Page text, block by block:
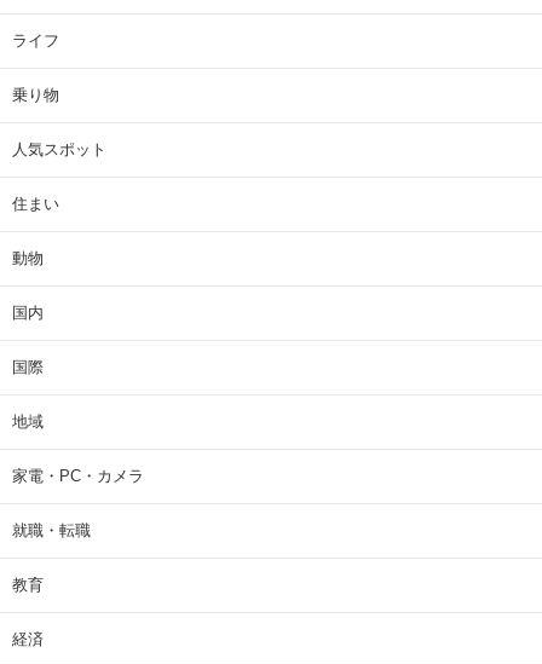
ライフ
乗り物
人気スポット
住まい
動物
国内
国際
地域
家電・PC・カメラ
就職・転職
教育
経済